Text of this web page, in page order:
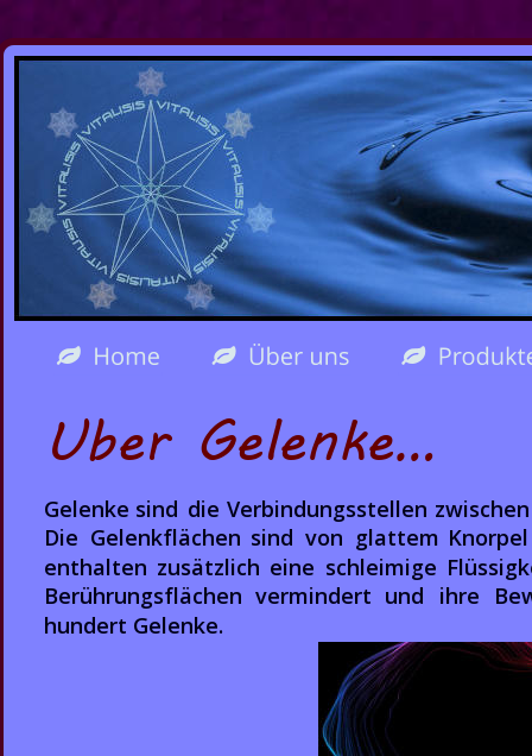
Über Gelenke…
Gelenke sind die Verbindungsstellen
Die Gelenkflächen sind von glattem
enthalten zusätzlich eine schleimige
Berührungsflächen vermindert und ihre
hundert Gelenke.